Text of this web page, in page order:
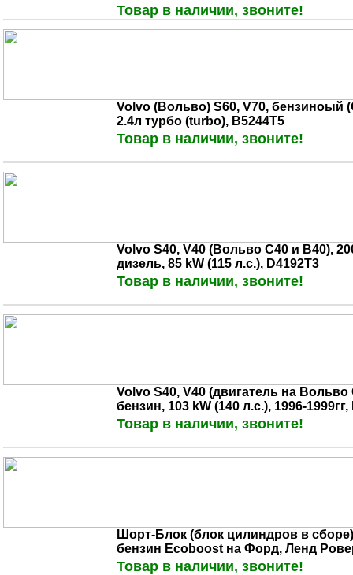
Товар в наличии, звоните!
Volvo (Вольво) S60, V70, бензиноый
2.4л турбо (turbo), B5244T5
Товар в наличии, звоните!
Volvo S40, V40 (Вольво С40 и В40),
дизель, 85 kW (115 л.с.), D4192T3
Товар в наличии, звоните!
Volvo S40, V40 (двигатель на Вольво
бензин, 103 kW (140 л.с.), 1996-1999гг,
Товар в наличии, звоните!
Шорт-Блок (блок цилиндров в
бензин Ecoboost на Форд, Ленд
Товар в наличии, звоните!